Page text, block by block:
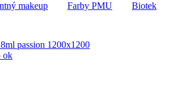
makeup Farby PMU
Biotek